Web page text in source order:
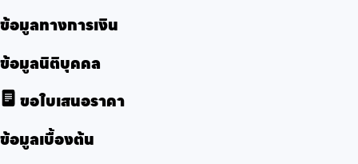
ข้อมูลทางการเงิน
ข้อมูลนิติบุคคล
ขอใบเสนอราคา
ข้อมูลเบื้องต้น